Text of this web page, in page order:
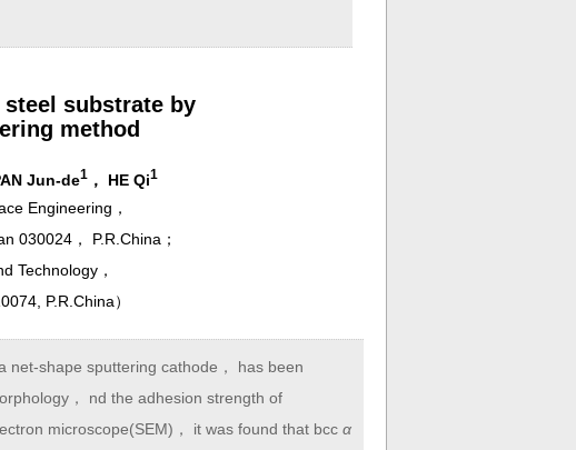
substrate by
method
Jun-de1， HE Qi1
Engineering，
030024， P.R.China；
Technology，
P.R.China）
net-shape sputtering cathode， has been
， nd the adhesion strength of
microscope(SEM)， it was found that bcc α